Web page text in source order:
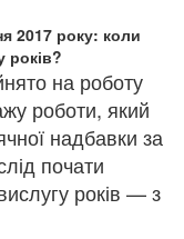
2017 року: коли
років?
на роботу
роботи, який
надбавки за
почати
років — з